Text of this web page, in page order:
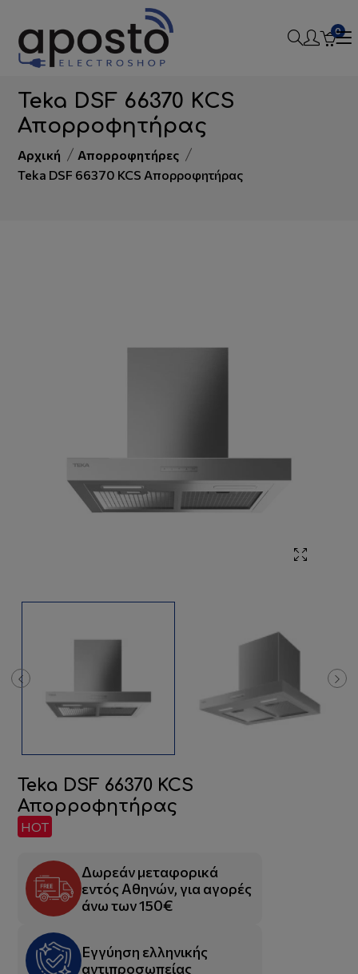
Τηλεφωνικές παραγγελίες:
2109225798- 2109225098 0
Teka DSF 66370 KCS
Απορροφητήρας
Αρχική
Απορροφητήρες
Teka DSF 66370 KCS Απορροφητήρας
Teka DSF 66370 KCS
Απορροφητήρας
HOT
Δωρεάν μεταφορικά
εντός Αθηνών, για αγορές
άνω των 150€
Εγγύηση ελληνικής
αντιπροσωπείας